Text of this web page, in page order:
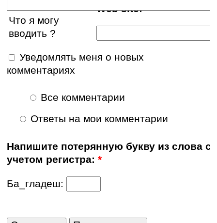
Web site:
Что я могу
вводить ?
Уведомлять меня о новых
комментариях
Все комментарии
Ответы на мои комментарии
Напишите потерянную букву из слова с
учетом регистра:*
Ба_гладеш: